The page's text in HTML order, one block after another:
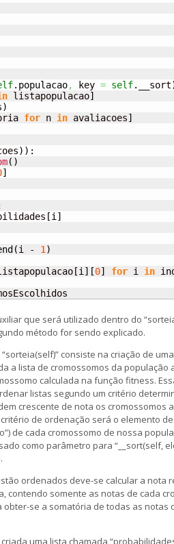
. populacao, key = self.__sort
listapopulacao]
)
for n in avaliacoes]
) ) :
( )
]
[i ]
(i - 1 )
[i ] [0] for i in
que será utilizado dentro do
método for sendo explicado.
consiste na criação de
a lista de cromossomos da população
calculada na função fitness.
listas segundo um critério
crescente de nota os cromossomos
de ordenação será o elemento
de cada cromossomo de nossa
como parâmetro para “__sort(self,
ordenados deve-se calcular a nota
contendo somente as notas de cada
se a somatória de todas as notas
uma lista chamada